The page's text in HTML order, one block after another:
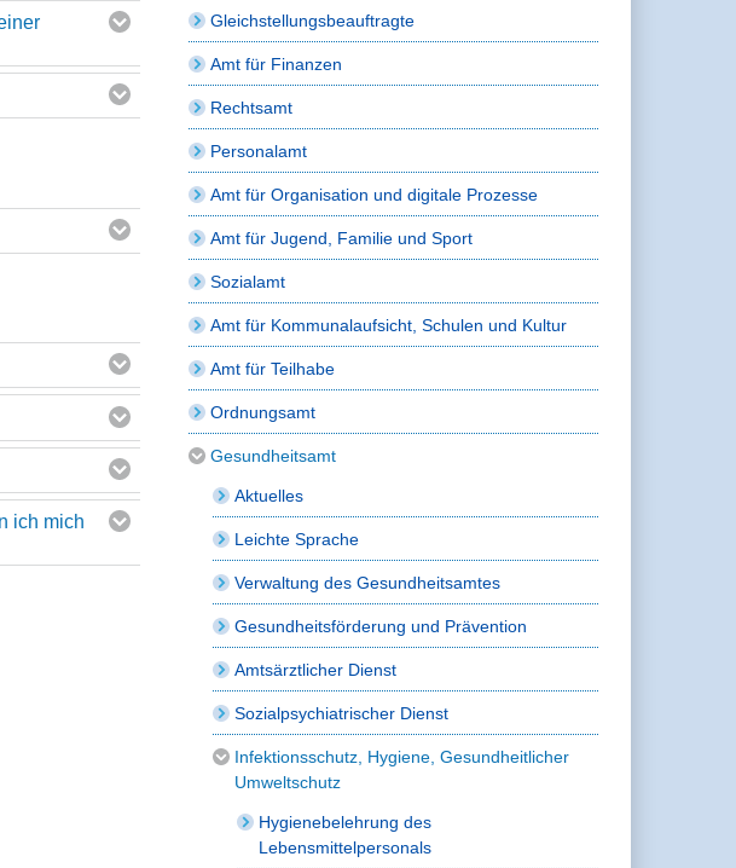
ich mich
Gleichstellungsbeauftragte
Amt für Finanzen
Rechtsamt
Personalamt
Amt für Organisation und digitale Prozesse
Amt für Jugend, Familie und Sport
Sozialamt
Amt für Kommunalaufsicht, Schulen und Kultur
Amt für Teilhabe
Ordnungsamt
Gesundheitsamt
Aktuelles
Leichte Sprache
Verwaltung des Gesundheitsamtes
Gesundheitsförderung und Prävention
Amtsärztlicher Dienst
Sozialpsychiatrischer Dienst
Infektionsschutz, Hygiene, Gesundheitlicher
Umweltschutz
Hygienebelehrung des
Lebensmittelpersonals